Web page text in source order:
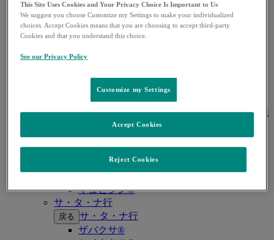
キイトルーダ®（胆道癌）
キイトルーダ®（腎細胞癌）
キイトルーダ®（尿路上皮癌）
キイトルーダ®（子宮頸癌）
キイトルーダ®（古典的ホジキンリンパ
腫）
キイトルーダ®（原発性縦隔大細胞型B細胞
リンパ腫（PMBCL））
キイトルーダ®（MSI-High固形癌）
キイトルーダ®（MSI-High結腸・直腸癌）
キイトルーダ®（TMB-High固形癌）
キュビシン®
サ・タ・ナ行
戻る サ・タ・ナ行
ザバクサ®
This Site Uses Cookies and Your Privacy Choice Is Important to Us
We suggest you choose Customize my Settings to make your individualized
choices. Accept Cookies means that you are choosing to accept third-party
Cookies and that you understand this choice.
See our Privacy Policy
Customize my Settings
Reject Cookies
Accept Cookies